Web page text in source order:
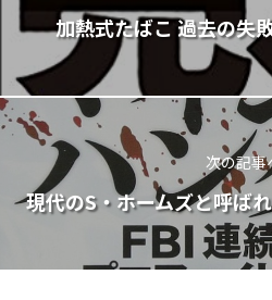
加熱式たばこ 過去の失
次の記事
現代のS・ホームズと呼ば